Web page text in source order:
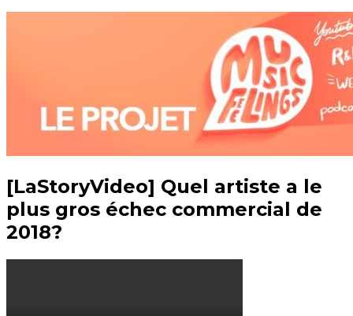
[LaStoryVideo] Quel artiste a le
plus gros échec commercial de
2018?